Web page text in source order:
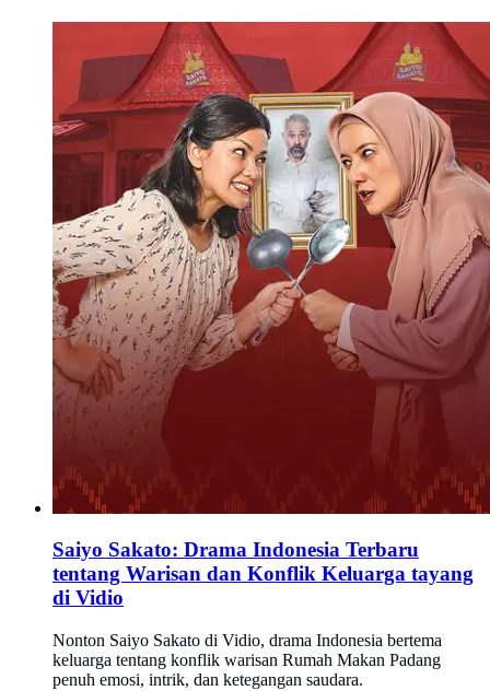
Saiyo Sakato: Drama Indonesia Terbaru
tentang Warisan dan Konflik Keluarga tayang
di Vidio
Nonton Saiyo Sakato di Vidio, drama Indonesia bertema
keluarga tentang konflik warisan Rumah Makan Padang
penuh emosi, intrik, dan ketegangan saudara.